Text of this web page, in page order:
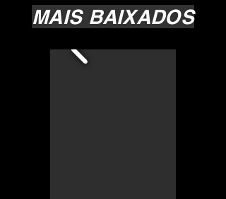
MAIS BAIXADOS